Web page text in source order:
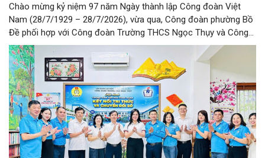
Chào mừng kỷ niệm 97 năm Ngày thành lập Công đoàn Việt
Nam (28/7/1929 – 28/7/2026), vừa qua, Công đoàn phường Bồ
Đề phối hợp với Công đoàn Trường THCS Ngọc Thụy và Công
đoàn Trường Tiểu học Ái Mộ B tổ chức Lễ ra mắt Mô hình
“Không gian văn hóa công đoàn”.